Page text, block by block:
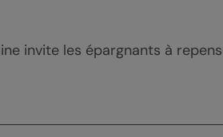
invite les épargnants à